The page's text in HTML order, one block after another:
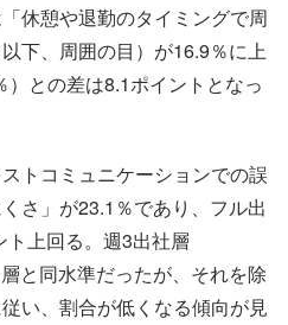
休憩や退勤のタイミングで周
下、周囲の目）が16.9％に上
）との差は8.1ポイントとなっ
トコミュニケーションでの誤
さ」が23.1％であり、フル出
上回る。週3出社層
と同水準だったが、それを除
い、割合が低くなる傾向が見